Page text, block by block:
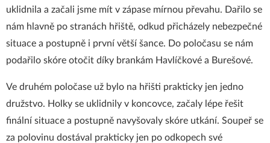
uklidnila a začali jsme mít v zápase mírnou převahu. Dařilo se
nám hlavně po stranách hřiště, odkud přicházely nebezpečné
situace a postupně i první větší šance. Do poločasu se nám
podařilo skóre otočit díky brankám Havlíčkové a Burešové.
Ve druhém poločase už bylo na hřišti prakticky jen jedno
družstvo. Holky se uklidnily v koncovce, začaly lépe řešit
finální situace a postupně navyšovaly skóre utkání. Soupeř se
za polovinu dostával prakticky jen po odkopech své